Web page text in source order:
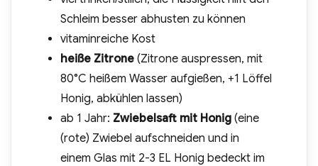
Schleim besser abhusten zu können
vitaminreiche Kost
heiße Zitrone(Zitrone auspressen, mit
80°C heißem Wasser aufgießen, +1 Löffel
Honig, abkühlen lassen)
ab 1 Jahr: Zwiebelsaft mit Honig (eine
(rote) Zwiebel aufschneiden und in
einem Glas mit 2-3 EL Honig bedeckt im